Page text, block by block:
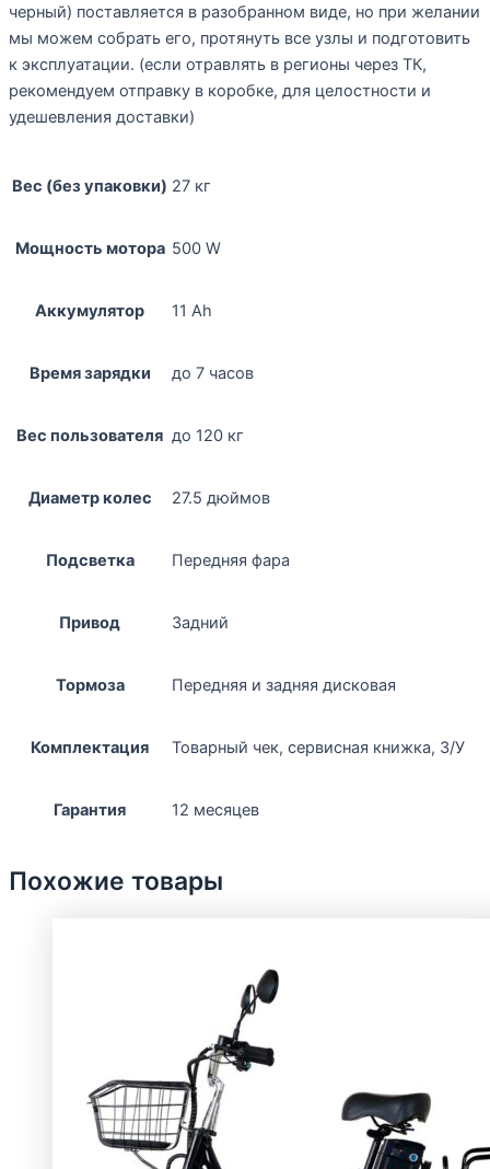
черный) поставляется в разобранном виде, но при желании
мы можем собрать его, протянуть все узлы и подготовить
к эксплуатации. (если отравлять в регионы через ТК,
рекомендуем отправку в коробке, для целостности и
удешевления доставки)
Вес (без упаковки) 27 кг
Мощность мотора 500 W
Аккумулятор 11 Ah
Время зарядки до 7 часов
Вес пользователя до 120 кг
Диаметр колес 27.5 дюймов
Подсветка Передняя фара
Привод Задний
Тормоза Передняя и задняя дисковая
Комплектация Товарный чек, сервисная книжка, З/У
Гарантия 12 месяцев
Похожие товары